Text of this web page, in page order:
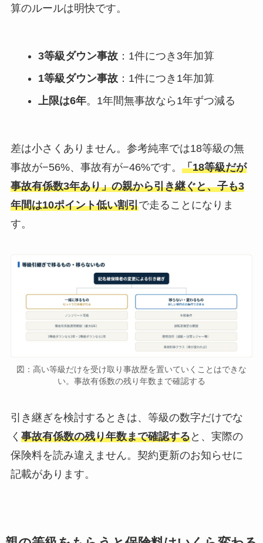
算のルールは明快です。
3等級ダウン事故：1件につき3年加算
1等級ダウン事故：1件につき1年加算
上限は6年。1年間無事故なら1年ずつ減る
差は小さくありません。参考純率では18等級の無
事故が−56%、事故有が−46%です。 「18等級だが
事故有係数3年あり」の親から引き継ぐと、子も3
年間は10ポイント低い割引で走ることになりま
す。
図：高い等級だけを受け取り事故歴を置いていくことはできな
い。事故有係数の残り年数まで確認する
引き継ぎを検討するときは、等級の数字だけでな
く 事故有係数の残り年数まで確認すると、実際の
保険料を読み違えません。契約更新のお知らせに
記載があります。